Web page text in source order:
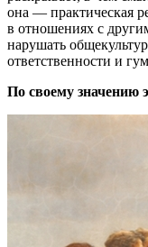
она — практическая
в отношениях с
нарушать
ответственности и
По своему значению